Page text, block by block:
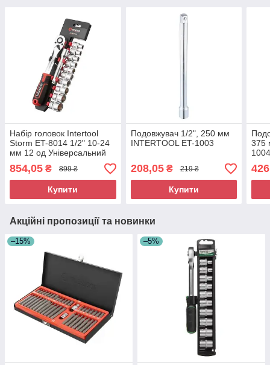
Набір головок Intertool
Storm ET-8014 1/2" 10-24
мм 12 од Універсальний
набір головок Слюсарний
набір головок
854,05 ₴ 899 ₴
Купити
Подовжувач 1/2", 250 мм
INTERTOOL ET-1003
208,05₴ 219 ₴
Купити
375
Акційні пропозиції та новинки
–15% –5%